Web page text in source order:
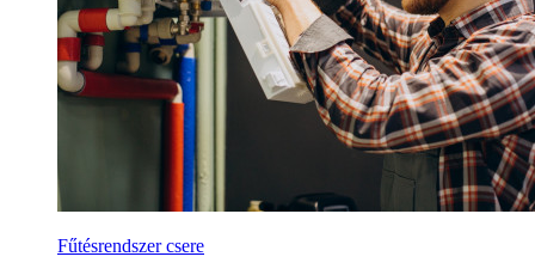
Fűtésrendszer csere